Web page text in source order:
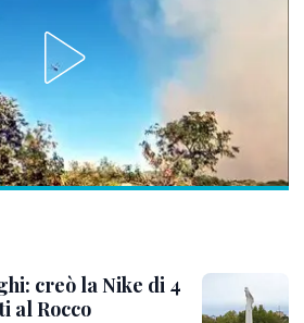
creò la Nike di 4
al Rocco